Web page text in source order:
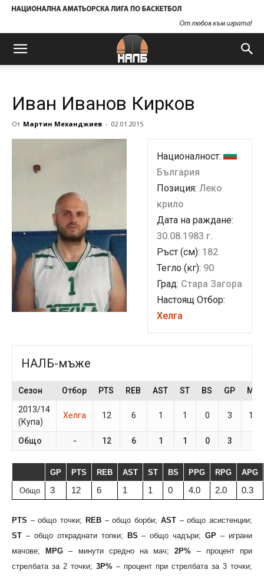
Иван Иванов Кирков
От Мартин Механджиев - 02.01.2015
Националност:
България
Позиция: Леко
крило
Дата на раждане:
30.08.1983 г.
Ръст (см): 182
Тегло (кг): 90
Град: Стара Загора
Настоящ Отбор:
Хелга
НАЛБ-мъже
Сезон Отбор PTS REB AST ST BS GP
2013/14
(Купа)
Хелга 12 6 1 1 0 3 15.9
Общо - 12 6 1 1 0 3
GP PTS REB AST ST BS PPG RPG APG
Общо 3 12 6 1 1 0 4.0 2.0 0.3
PTS – общо точки; REB– общо борби; AST– общо асистенции;
ST – общо откраднати топки; BS – общо чадъри;GP – играни
мачове;
MPG – минути средно на мач;2P% – процент при
стрелбата за 2 точки; 3P% – процент при стрелбата за 3 точки;